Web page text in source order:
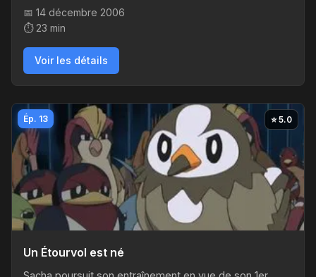
📅 14 décembre 2006
⏱️ 23 min
Voir les détails
Ép. 13 ⭐ 5.0
Un Étourvol est né